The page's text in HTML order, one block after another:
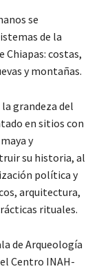
se
de la
Chiapas: costas,
y montañas.
grandeza del
en sitios con
y
su historia, al
política y
arquitectura,
rituales.
de Arqueología
Centro INAH-